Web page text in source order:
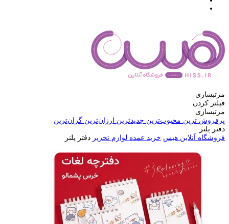
مرتبسازی
فیلتر کردن
مرتبسازی
پرفروش ترین محبوب‌ترین جدیدترین ارزان‌ترین گران‌ترین
دفتر پلنر
فروشگاه آنلاین هیس خرید عمده لوازم تحریر دفتر پلنر